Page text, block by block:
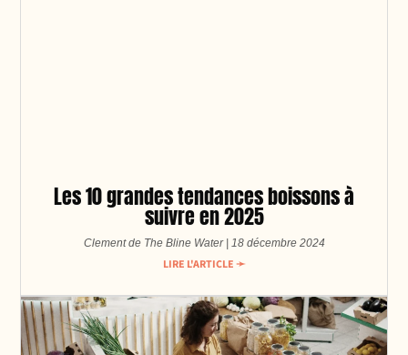
Les 10 grandes tendances boissons à
suivre en 2025
Clement de The Bline Water 18 décembre 2024
LIRE L'ARTICLE ➛